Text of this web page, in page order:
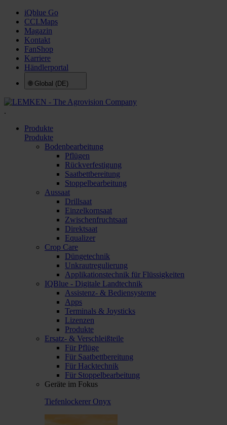
iQblue Go
CCI.Maps
Magazin
Kontakt
FanShop
Karriere
Händlerportal
🌐 Global (DE)
.
Produkte
Produkte
Bodenbearbeitung
Pflügen
Rückverfestigung
Saatbettbereitung
Stoppelbearbeitung
Aussaat
Drillsaat
Einzelkornsaat
Zwischenfruchtsaat
Direktsaat
Equalizer
Crop Care
Düngetechnik
Unkrautregulierung
Applikationstechnik für Flüssigkeiten
IQBlue - Digitale Landtechnik
Assistenz- & Bediensysteme
Apps
Terminals & Joysticks
Lizenzen
Produkte
Ersatz- & Verschleißteile
Für Pflüge
Für Saatbettbereitung
Für Hacktechnik
Für Stoppelbearbeitung
Geräte im Fokus
Tiefenlockerer Onyx